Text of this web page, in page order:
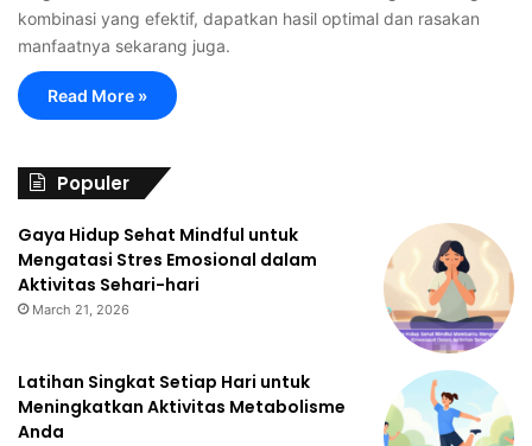
kombinasi yang efektif, dapatkan hasil optimal dan rasakan
manfaatnya sekarang juga.
Read More »
Populer
Gaya Hidup Sehat Mindful untuk
Mengatasi Stres Emosional dalam
Aktivitas Sehari-hari
March 21, 2026
Latihan Singkat Setiap Hari untuk
Meningkatkan Aktivitas Metabolisme
Anda